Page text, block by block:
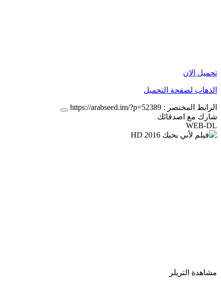
تحميل الان
الذهاب لصفحة التحميل
الرابط المختصر : https://arabseed.im/?p=52389
شارك مع اصدقائك
WEB-DL
مشاهدة التريلر